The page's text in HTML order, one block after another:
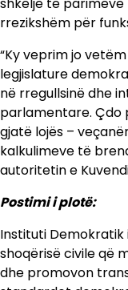
shkelje të
rrezikshëm për
“Ky veprim jo
legjislature
në rregullsinë dhe
parlamentare. Çdo
gjatë lojës –
kalkulimeve të
autoritetin e
Postimi i plotë:
Instituti Demokratik
shoqërisë civile që
dhe promovon